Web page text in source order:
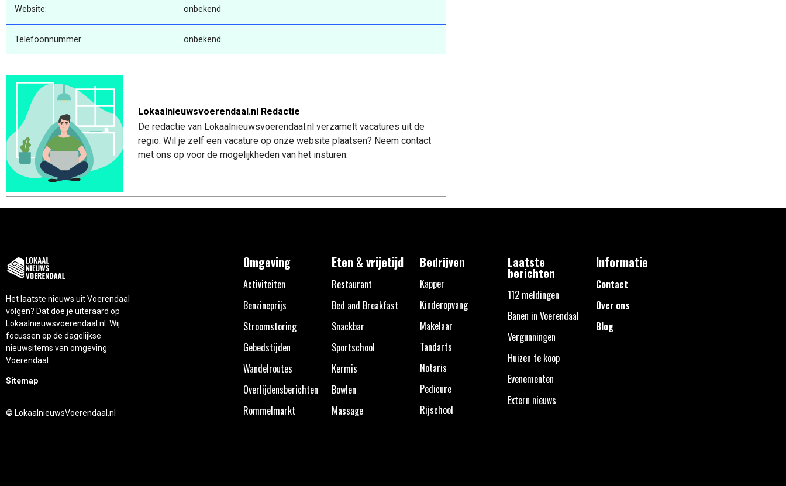
Website: onbekend
Telefoonnummer: onbekend
Lokaalnieuwsvoerendaal.nl Redactie
De redactie van Lokaalnieuwsvoerendaal.nl verzamelt vacatures uit de
regio. Wil je zelf een vacature op onze website plaatsen? Neem contact
met ons op voor de mogelijkheden van het insturen.
Het laatste nieuws uit Voerendaal
volgen? Dat doe je uiteraard op
Lokaalnieuwsvoerendaal.nl. Wij
focussen op de dagelijkse
nieuwsitems van omgeving
Voerendaal.
Sitemap
© LokaalnieuwsVoerendaal.nl
Omgeving
Activiteiten
Benzineprijs
Stroomstoring
Gebedstijden
Wandelroutes
Overlijdensberichten
Rommelmarkt
Eten & vrijetijd
Restaurant
Bed and Breakfast
Snackbar
Sportschool
Kermis
Bowlen
Massage
Bedrijven
Kapper
Kinderopvang
Makelaar
Tandarts
Notaris
Pedicure
Rijschool
Laatste
berichten
112 meldingen
Banen in Voerendaal
Vergunningen
Huizen te koop
Evenementen
Extern nieuws
Informatie
Contact
Over ons
Blog